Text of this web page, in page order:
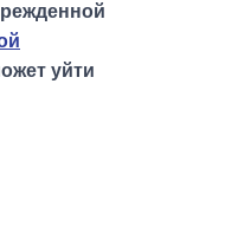
уйти